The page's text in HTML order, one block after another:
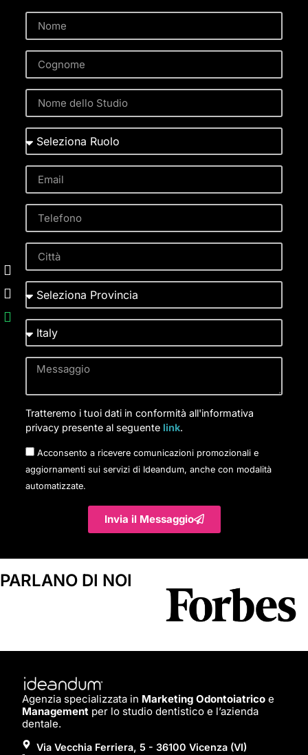
Tratteremo i tuoi dati in conformità all'informativa
privacy presente al seguente link.
Acconsento a ricevere comunicazioni promozionali e
aggiornamenti sui servizi di Ideandum, anche con modalità
automatizzate.
Invia il Messaggio
PARLANO DI NOI
Agenzia specializzata in Marketing Odontoiatrico e
Management per lo studio dentistico e l’azienda
dentale.
Via Vecchia Ferriera, 5 - 36100 Vicenza (VI)